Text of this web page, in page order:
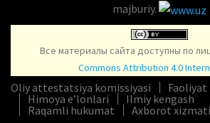
majburiy.
Все материалы сайта доступны по
Commons Attribution 4.0
Oliy attestatsiya komissiyasi Faoliyat
Himoya e’lonlari
Ilmiy kengash
Raqamli hukumat
Axborot xizmati